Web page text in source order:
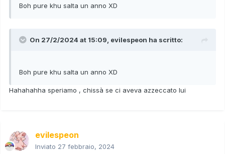
Boh pure khu salta un anno XD
On 27/2/2024 at 15:09, evilespeon ha scritto:
Boh pure khu salta un anno XD
Hahahahha speriamo , chissà se ci aveva azzeccato lui
evilespeon
Inviato 27 febbraio, 2024